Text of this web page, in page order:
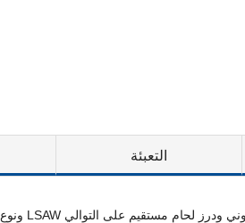
التعبئة